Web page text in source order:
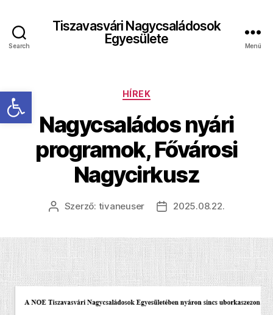
Eszköztár megnyitása
Search
Tiszavasvári Nagycsaládosok
Egyesülete
Menü
Kategóriák
HÍREK
Nagycsaládos nyári
programok, Fővárosi
Nagycirkusz
Bejegyzés
Szerző: tivaneuser
Bejegyzés
2025.08.22.